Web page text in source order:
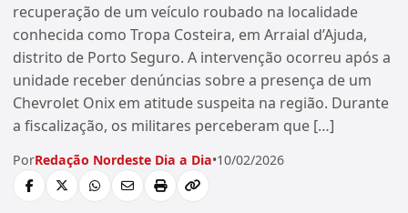
recuperação de um veículo roubado na localidade
conhecida como Tropa Costeira, em Arraial d’Ajuda,
distrito de Porto Seguro. A intervenção ocorreu após a
unidade receber denúncias sobre a presença de um
Chevrolet Onix em atitude suspeita na região. Durante
a fiscalização, os militares perceberam que […]
PorRedação Nordeste Dia a Dia•10/02/2026